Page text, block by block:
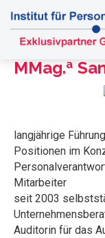
MMag.ª
langjährige
Positionen im
Mitarbeiter
seit 2003
Auditorin für das